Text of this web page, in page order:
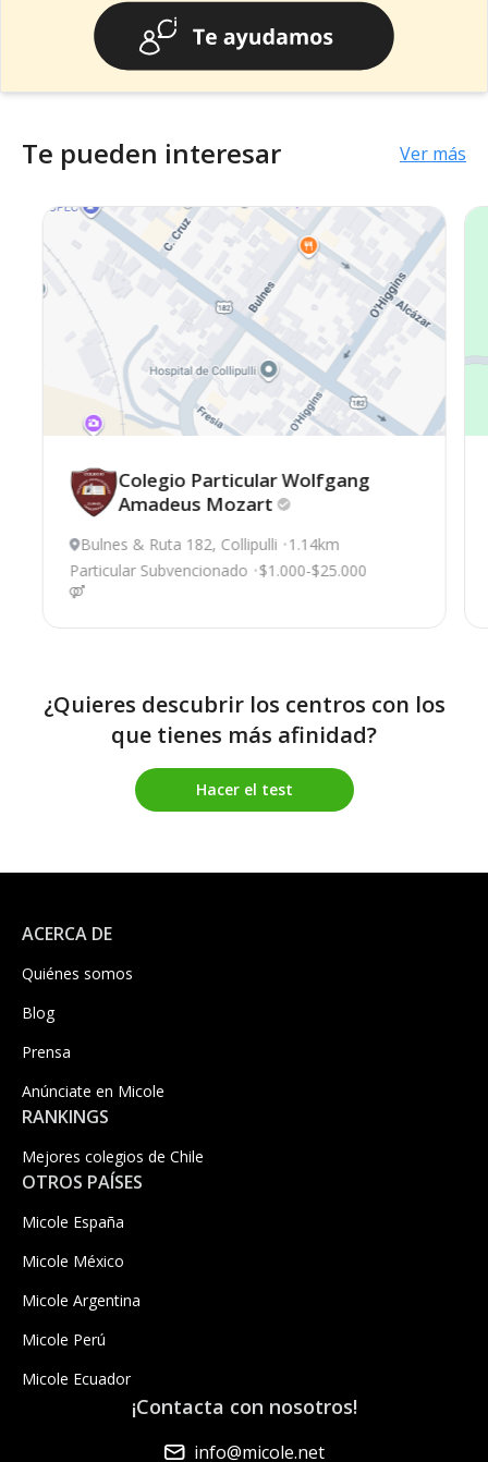
Te pueden interesar Ver más
Colegio Particular Wolfgang
Amadeus Mozart
Bulnes & Ruta 182, Collipulli
1.14km
Particular Subvencionado $1.000-$25.000
¿Quieres descubrir los centros con los
que tienes más afinidad?
Hacer el test
ACERCA DE
Quiénes somos
Blog
Prensa
Anúnciate en Micole
RANKINGS
Mejores colegios de Chile
OTROS PAÍSES
Micole España
Micole México
Micole Argentina
Micole Perú
Micole Ecuador
¡Contacta con nosotros!
info@micole.net